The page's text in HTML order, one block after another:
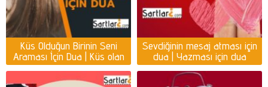
Küs Olduğun Birinin Seni
Araması İçin Dua | Küs olan
kişiyi ayağına getirmek için
dua
Sevdiğinin mesaj atması için
dua | Yazması için dua